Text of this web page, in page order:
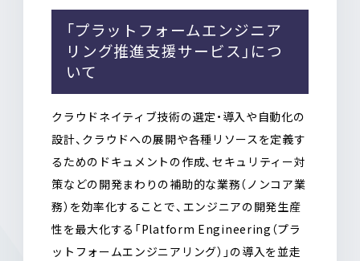
「プラットフォームエンジニア
リング推進支援サービス」につ
いて
クラウドネイティブ技術の選定・導入や自動化の
設計、クラウドへの展開や各種リソースを定義す
るためのドキュメントの作成、セキュリティー対
策などの開発まわりの補助的な業務（ノンコア業
務）を効率化することで、エンジニアの開発生産
性を最大化する「Platform Engineering（プラ
ットフォームエンジニアリング）」の導入を並走